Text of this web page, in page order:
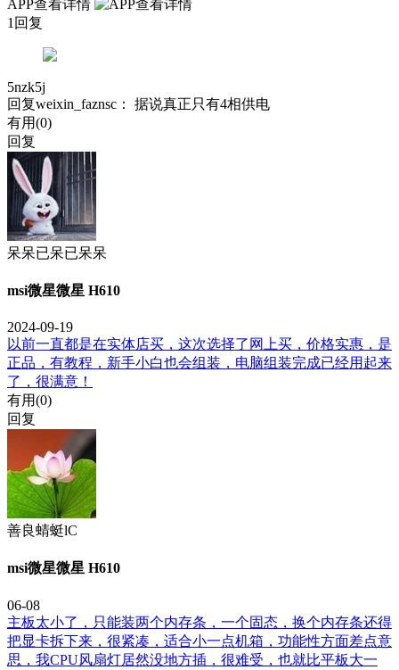
APP查看详情
1回复
5nzk5j
回复weixin_faznsc ： 据说真正只有4相供电
有用(0)
回复
呆呆已呆已呆呆
msi微星微星 H610
2024-09-19
以前一直都是在实体店买，这次选择了网上买，价格实惠，是
正品，有教程，新手小白也会组装，电脑组装完成已经用起来
了，很满意！
有用(0)
回复
善良蜻蜓lC
msi微星微星 H610
06-08
主板太小了，只能装两个内存条，一个固态，换个内存条还得
把显卡拆下来，很紧凑，适合小一点机箱，功能性方面差点意
思，我CPU风扇灯居然没地方插，很难受，也就比平板大一